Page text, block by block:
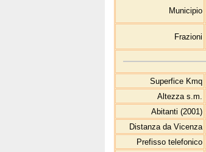
Municipio
Frazioni
Superfice Kmq
Altezza s.m.
Abitanti (2001)
Distanza da Vicenza
Prefisso telefonico